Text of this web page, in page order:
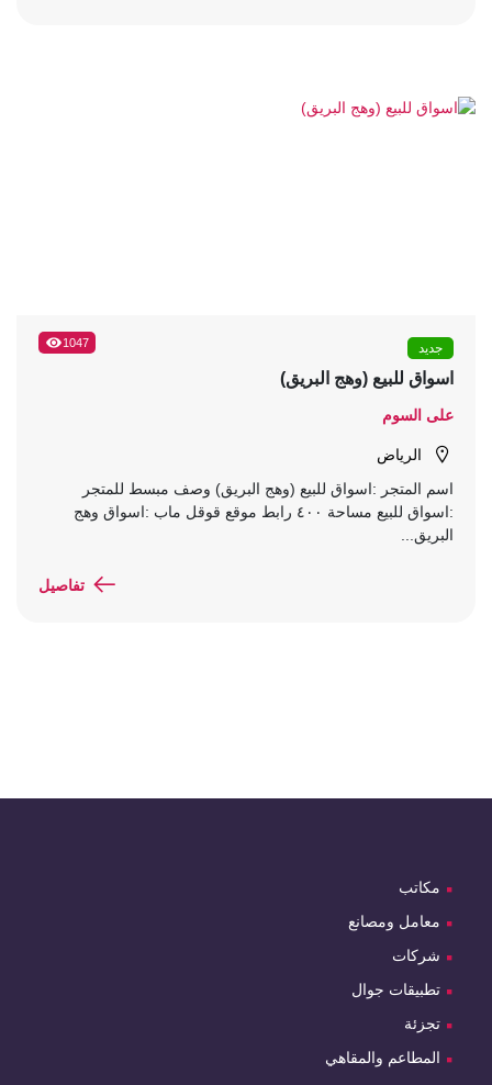
1047 جديد
اسواق للبيع (وهج البريق)
على السوم
الرياض
اسم المتجر :اسواق للبيع (وهج البريق) وصف مبسط للمتجر
:اسواق للبيع مساحة ٤٠٠ رابط موقع قوقل ماب :اسواق وهج
البريق...
تفاصيل
مكاتب
معامل ومصانع
شركات
تطبيقات جوال
تجزئة
المطاعم والمقاهي